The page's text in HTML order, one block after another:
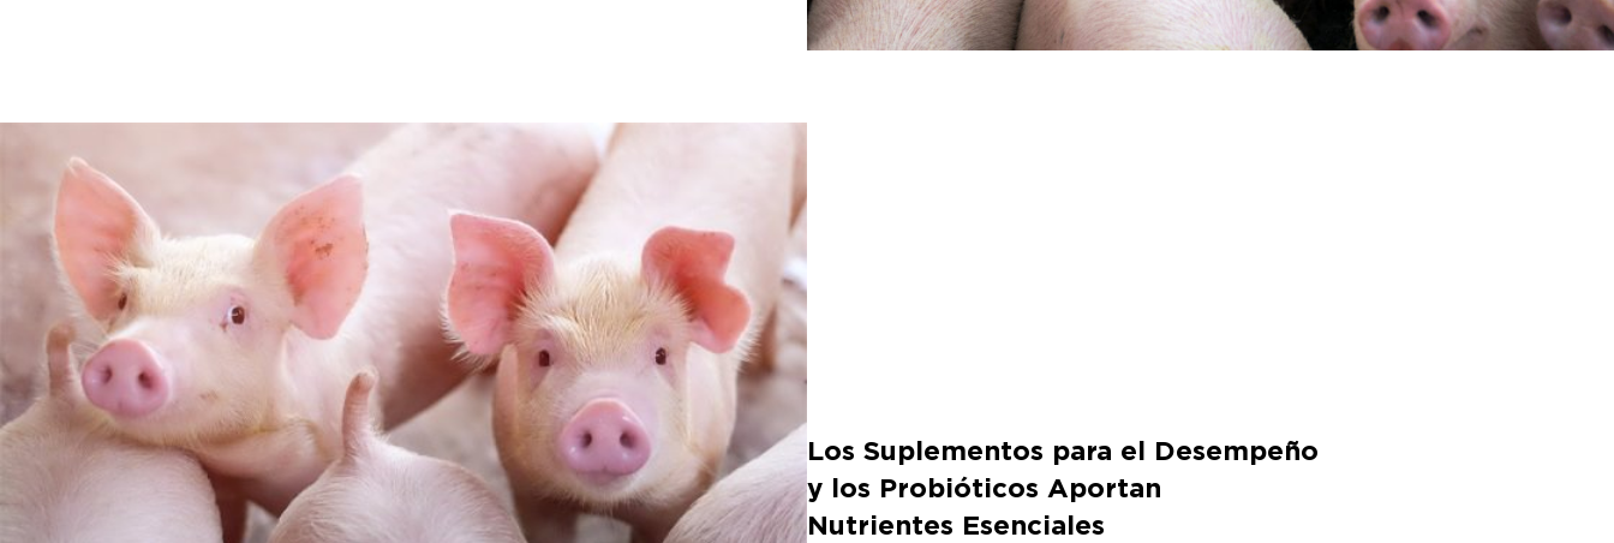
Los Suplementos para el Desempeño
y los Probióticos Aportan
Nutrientes Esenciales